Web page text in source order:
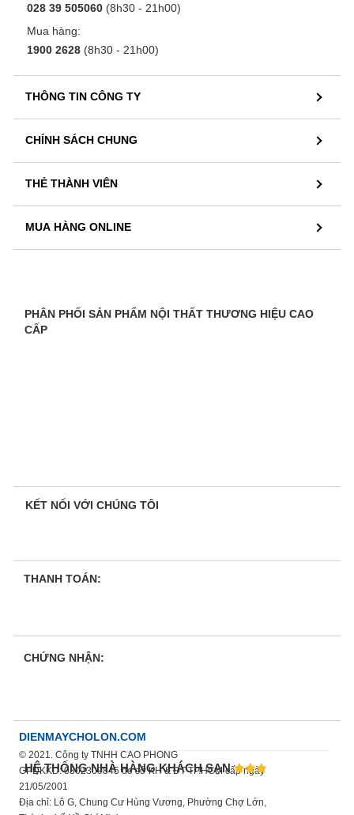
028 39 505060 (8h30 - 21h00)
Mua hàng:
1900 2628 (8h30 - 21h00)
THÔNG TIN CÔNG TY
CHÍNH SÁCH CHUNG
THẺ THÀNH VIÊN
MUA HÀNG ONLINE
PHÂN PHỐI SẢN PHẨM NỘI THẤT THƯƠNG HIỆU CAO
CẤP
HỆ THỐNG NHÀ HÀNG KHÁCH SẠN
KẾT NỐI VỚI CHÚNG TÔI
THANH TOÁN:
CHỨNG NHẬN:
DIENMAYCHOLON.COM
© 2021. Công ty TNHH CAO PHONG
GPDKKD: 0302309845 do sở KH & ĐT TP.HCM cấp ngày
21/05/2001
Địa chỉ: Lô G, Chung Cư Hùng Vương, Phường Chợ Lớn,